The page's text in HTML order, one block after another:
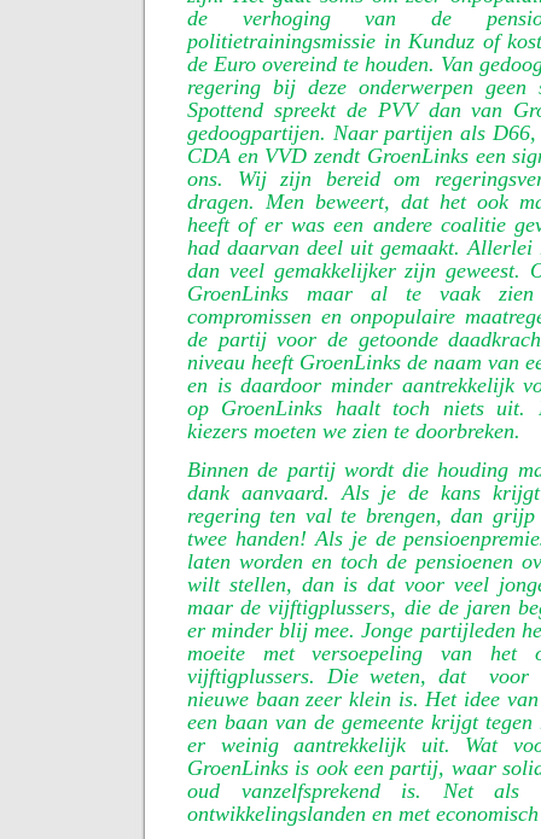
de verhoging van de
politietrainingsmissie in Kunduz of
de Euro overeind te houden. Van
regering bij deze onderwerpen geen
Spottend spreekt de PVV dan van
gedoogpartijen. Naar partijen als
CDA en VVD zendt GroenLinks een
ons. Wij zijn bereid om
dragen. Men beweert, dat het ook
heeft of er was een andere coalitie
had daarvan deel uit gemaakt. Allerlei
dan veel gemakkelijker zijn geweest.
GroenLinks maar al te vaak
compromissen en onpopulaire
de partij voor de getoonde
niveau heeft GroenLinks de naam van
en is daardoor minder aantrekkelijk
op GroenLinks haalt toch niets uit.
kiezers moeten we zien te doorbreken.
Binnen de partij wordt die houding
dank aanvaard. Als je de kans
regering ten val te brengen, dan
twee handen! Als je de
laten worden en toch de pensioenen
wilt stellen, dan is dat voor veel
maar de vijftigplussers, die de jaren
er minder blij mee. Jonge partijleden
moeite met versoepeling van het
vijftigplussers. Die weten, dat
voor
nieuwe baan zeer klein is. Het idee
een baan van de gemeente krijgt
er weinig aantrekkelijk uit. Wat
GroenLinks is ook een partij, waar
oud vanzelfsprekend is. Net als
ontwikkelingslanden en met